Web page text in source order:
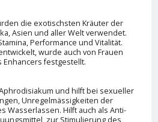
die exotischsten Kräuter der
Asien und aller Welt verwendet.
Performance und Vitalität.
wurde auch von Frauen
festgestellt.
und hilft bei sexueller
Unregelmässigkeiten der
Wasserlassen. Hilft auch als Anti-
zur Stimulierung des